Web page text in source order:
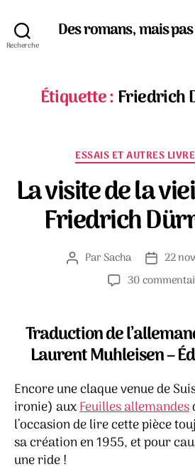
Recherche
Des romans, mais
Étiquette :Friedrich
ESSAIS ET AUTRES
La visite de la
Friedrich
Auteur
ParSacha
Date
de
l’article
22
30
Traduction de
Laurent Muhleisen –
Encore une claque venue de
ironie) auxFeuilles allemandes
l’occasion de lire cette pièce
sa création en 1955, et pour
une ride !